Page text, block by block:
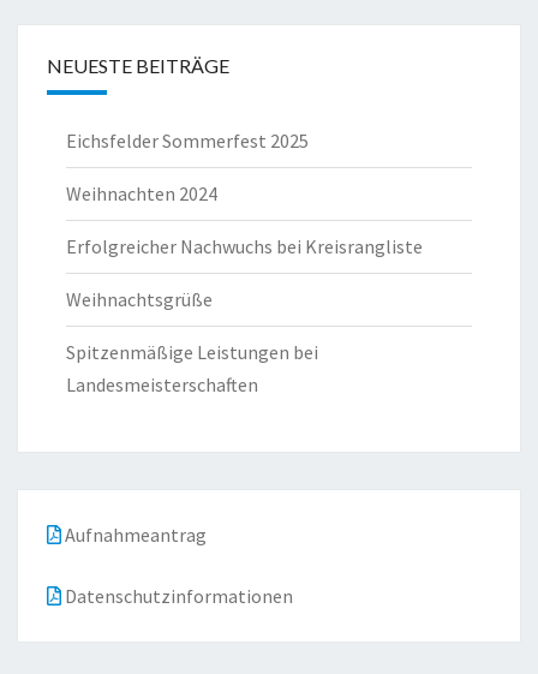
NEUESTE BEITRÄGE
Eichsfelder Sommerfest 2025
Weihnachten 2024
Erfolgreicher Nachwuchs bei Kreisrangliste
Weihnachtsgrüße
Spitzenmäßige Leistungen bei
Landesmeisterschaften
Aufnahmeantrag
Datenschutzinformationen